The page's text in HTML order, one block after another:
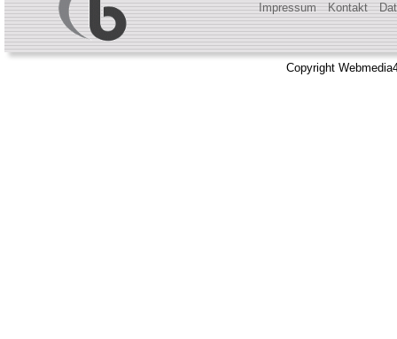
Impressum Kontakt
Copyright